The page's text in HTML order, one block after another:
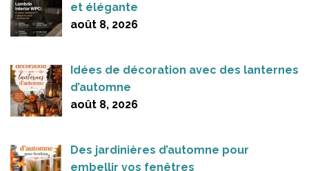
et élégante
août 8, 2026
Idées de décoration avec des lanternes
d’automne
août 8, 2026
Des jardinières d’automne pour
embellir vos fenêtres